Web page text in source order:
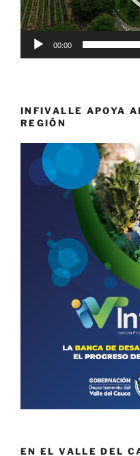
00:00
INFIVALLE APOYA
REGIÓN
EN EL VALLE DEL